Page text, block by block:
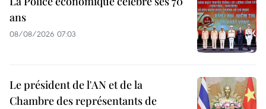
ans
08/08/2026 07:03
Le président de l'AN et de la
Chambre des représentants de